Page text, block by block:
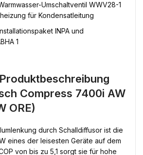
Umschaltventil WWV28-1
für Kondensatleitung
INPA und
1
Compress 7400i AW
ORE)
durch Schalldiffusor ist die
eines der leisesten Geräte auf dem
von bis zu 5,1 sorgt sie für hohe